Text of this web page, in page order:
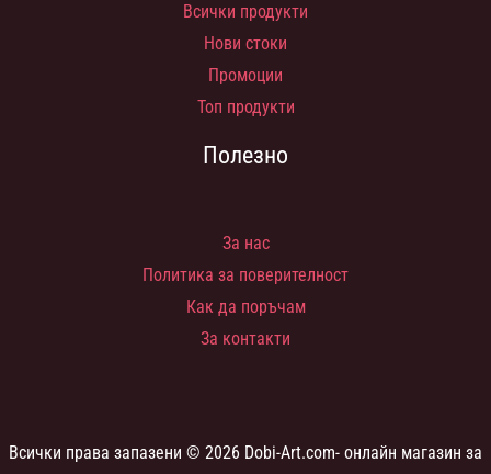
Всички продукти
Нови стоки
Промоции
Топ продукти
Полезно
За нас
Политика за поверителност
Как да поръчам
За контакти
Всички права запазени © 2026 Dobi-Art.com- онлайн магазин за